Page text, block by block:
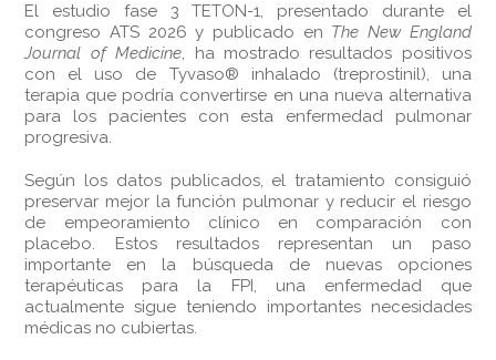
El estudio fase 3 TETON-1, presentado durante el
congreso ATS 2026 y publicado en The New England
Journal of Medicine, ha mostrado resultados positivos
con el uso de Tyvaso® inhalado (treprostinil), una
terapia que podría convertirse en una nueva alternativa
para los pacientes con esta enfermedad pulmonar
progresiva.
Según los datos publicados, el tratamiento consiguió
preservar mejor la función pulmonar y reducir el riesgo
de empeoramiento clínico en comparación con
placebo. Estos resultados representan un paso
importante en la búsqueda de nuevas opciones
terapéuticas para la FPI, una enfermedad que
actualmente sigue teniendo importantes necesidades
médicas no cubiertas.